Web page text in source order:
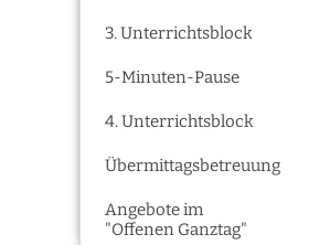
3. Unterrichtsblock
5-Minuten-Pause
4. Unterrichtsblock
Übermittagsbetreuung
Angebote im
"Offenen Ganztag"